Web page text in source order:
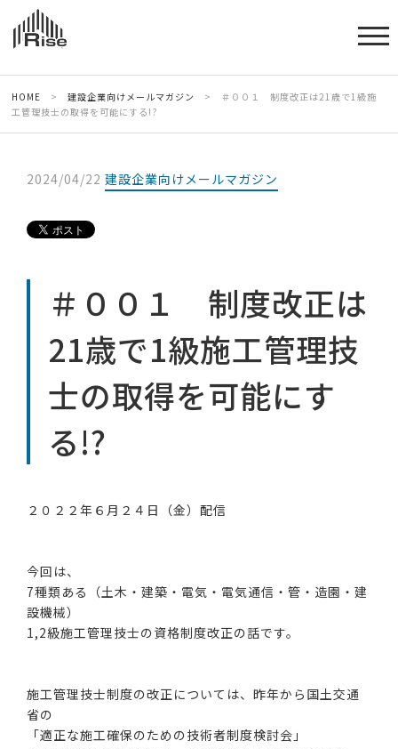
HOME > 建設企業向けメールマガジン >
＃００１ 制度改正は21歳で1級施
工管理技士の取得を可能にする!?
2024/04/22 建設企業向けメールマガジン
＃００１ 制度改正は
21歳で1級施工管理技
士の取得を可能にす
る!?
２０２２年６月２４日（金）配信
今回は、
7種類ある（土木・建築・電気・電気通信・管・造園・建
設機械）
1,2級施工管理技士の資格制度改正の話です。
施工管理技士制度の改正については、昨年から国土交通
省の
「適正な施工確保のための技術者制度検討会」